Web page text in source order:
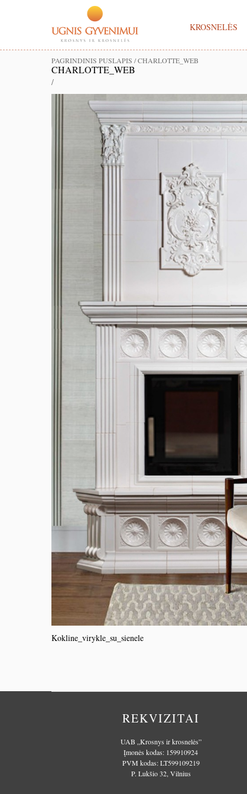
KROSNELĖS
PAGRINDINIS PUSLAPIS /CHARLOTTE_WEB
CHARLOTTE_WEB
/
Kokline_virykle_su_sienele
REKVIZITAI
UAB „Krosnys ir krosnelės”
Įmonės kodas: 159910924
PVM kodas: LT599109219
P. Lukšio 32, Vilnius